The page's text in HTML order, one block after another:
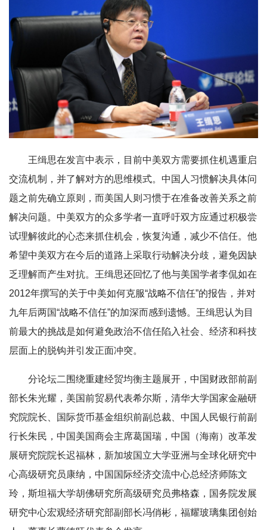
王缉思在发言中表示，目前中美双方需要抓住机遇重启
交流机制，并了解对方的思维模式。中国人习惯解决具体问
题之前先确立原则，而美国人则习惯于在准备改善关系之前
解决问题。中美双方的众多学者一直呼吁双方应通过积极尝
试理解彼此的心态来抓住机会，恢复沟通，减少不信任。他
希望中美双方在今后的道路上采取行动解决分歧，避免因缺
乏理解而产生对抗。王缉思还回忆了他与美国学者李侃如在
2012年撰写的关于中美如何克服“战略不信任”的报告，并对
九年后两国“战略不信任”的加深而感到遗憾。王缉思认为目
前最大的挑战是如何避免政治不信任陷入社会、经济和科技
层面上的脱钩并引发正面冲突。
分论坛二围绕重建经贸均衡主题展开，中国财政部前副
部长朱光耀，美国前贸易代表希尔斯，清华大学国家金融研
究院院长、国际货币基金组织前副总裁、中国人民银行前副
行长朱民，中国美国商会主席葛国瑞，中国（海南）改革发
展研究院院长迟福林，新加坡国立大学亚洲与全球化研究中
心高级研究员康纳，中国国际经济交流中心总经济师陈文
玲，斯坦福大学胡佛研究所高级研究员弗格森，国务院发展
研究中心宏观经济研究部副部长冯俏彬，福耀玻璃集团创始